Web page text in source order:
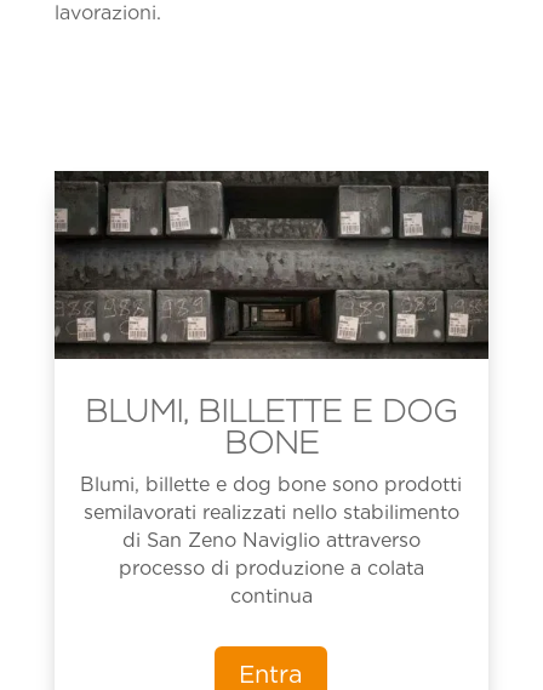
lavorazioni.
BLUMI, BILLETTE E DOG
BONE
Blumi, billette e dog bone sono prodotti
semilavorati realizzati nello stabilimento
di San Zeno Naviglio attraverso
processo di produzione a colata
continua
Entra